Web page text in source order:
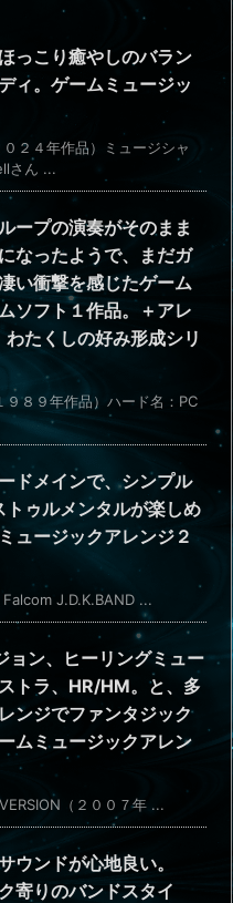
っこり癒やしのバラン
ィ。ゲームミュージッ
２４年作品）ミュージシャ
さん ...
ープの演奏がそのまま
なったようで、まだガ
い衝撃を感じたゲーム
ソフト１作品。＋アレ
たくしの好み形成シリ
８９年作品）ハード名：PC
ドメインで、シンプル
ゥルメンタルが楽しめ
ュージックアレンジ２
J.D.K.BAND ...
ョン、ヒーリングミュー
トラ、HR/HM。と、多
ンジでファンタジック
ムミュージックアレン
（２００７年 ...
ウンドが心地良い。
寄りのバンドスタイ